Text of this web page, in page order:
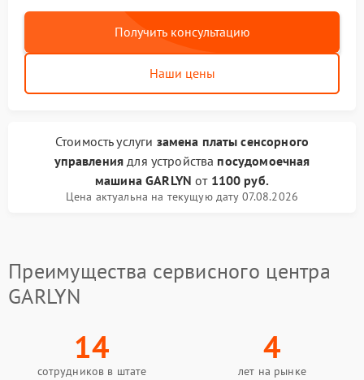
Получить консультацию
Наши цены
Стоимость услуги замена платы сенсорного
управления для устройства посудомоечная
машина GARLYN от 1100 руб.
Цена актуальна на текущую дату 07.08.2026
Преимущества сервисного центра
GARLYN
14
сотрудников в штате
4
лет на рынке